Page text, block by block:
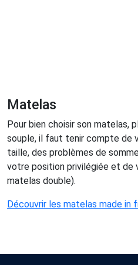
Matelas
Pour bien choisir son
souple, il faut tenir compte de
taille, des problèmes de
votre position privilégiée et de
matelas double).
Découvrir les matelas made in